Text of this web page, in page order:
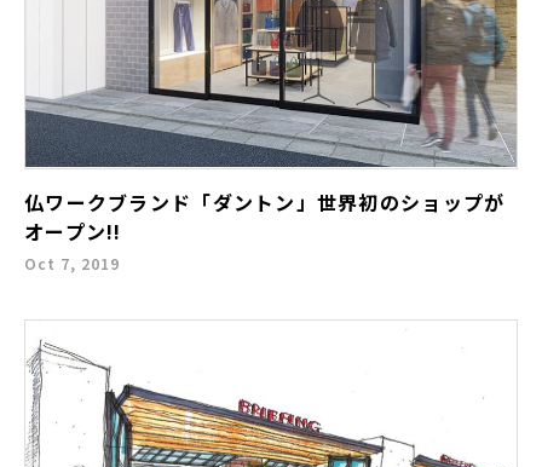
仏ワークブランド「ダントン」世界初のショップが
オープン!!
Oct 7, 2019